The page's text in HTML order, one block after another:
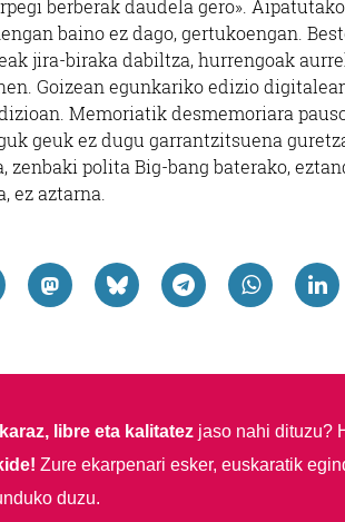
berberak daudela gero».
baino ez dago, gertukoengan.
jira-biraka dabiltza, hurrengoak
Goizean egunkariko edizio
Memoriatik desmemoriara
geuk ez dugu garrantzitsuena
zenbaki polita Big-bang baterako,
ez aztarna.
libre eta kalitatezjaso nahi dituzu?
Zure ekarpenari esker, euskaratik
duzu.